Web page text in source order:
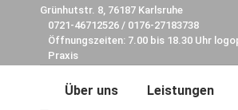
Grünhutstr. 8, 76187 Karlsruhe
0721-46712526 / 0176-27183738
Öffnungszeiten: 7.00 bis 18.30 Uhr
Praxis
Über uns Leistungen